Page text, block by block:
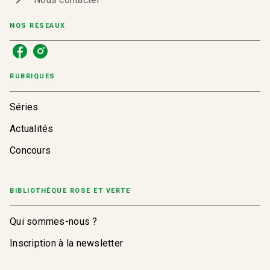
NOS RÉSEAUX
RUBRIQUES
Séries
Actualités
Concours
BIBLIOTHÈQUE ROSE ET VERTE
Qui sommes-nous ?
Inscription à la newsletter